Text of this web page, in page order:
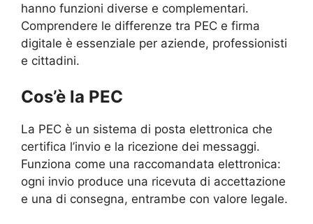
hanno funzioni diverse e complementari.
Comprendere le differenze tra PEC e firma
digitale è essenziale per aziende, professionisti
e cittadini.
Cos’è la PEC
La PEC è un sistema di posta elettronica che
certifica l’invio e la ricezione dei messaggi.
Funziona come una raccomandata elettronica:
ogni invio produce una ricevuta di accettazione
e una di consegna, entrambe con valore legale.